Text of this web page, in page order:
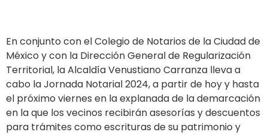
En conjunto con el Colegio de Notarios de la Ciudad de
México y con la Dirección General de Regularización
Territorial, la Alcaldía Venustiano Carranza lleva a
cabo la Jornada Notarial 2024, a partir de hoy y hasta
el próximo viernes en la explanada de la demarcación
en la que los vecinos recibirán asesorías y descuentos
para trámites como escrituras de su patrimonio y